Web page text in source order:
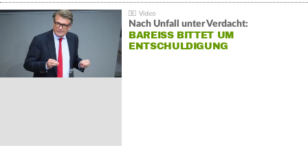
Nach Unfall unter Verdacht:
BAREISS BITTET UM E
NTSCHULDIGUNG